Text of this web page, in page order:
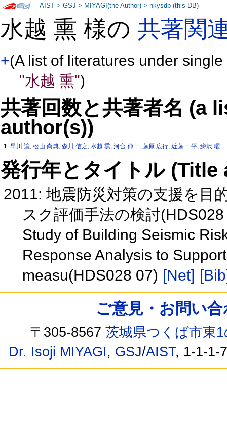
水越 熏 様の共著関
+(A list of literatures under
"水越 熏")
共著回数と共著者名 (a
author(s))
1:早川 讓,松山 尚典,森川 信之 ,水越 熏,河合 伸一,藤原 広行,近藤 一平,鱒沢 曜
発行年とタイトル
2011: 地震防災対策の支援を目
スク評価手法の検討
Study of Building Seismic
Response Analysis to
measu(HDS028 07) [Net]
AIST >GSJ > MIYAGI(the Author) >nkysdb (this DB)
ご意見・お問い
〒305-8567茨城県つくば市東
Dr. Isoji MIYAGI, GSJ/AIST, 1-1-1-